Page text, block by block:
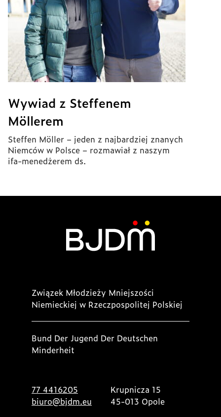
Wywiad z Steffenem
Möllerem
Steffen Möller – jeden z najbardziej znanych
Niemców w Polsce – rozmawiał z naszym
ifa-menedżerem ds.
Związek Młodzieży Mniejszości
Niemieckiej w Rzeczpospolitej Polskiej
Bund Der Jugend Der Deutschen
Minderheit
77 4416205
biuro@bjdm.eu
Krupnicza 15
45-013 Opole